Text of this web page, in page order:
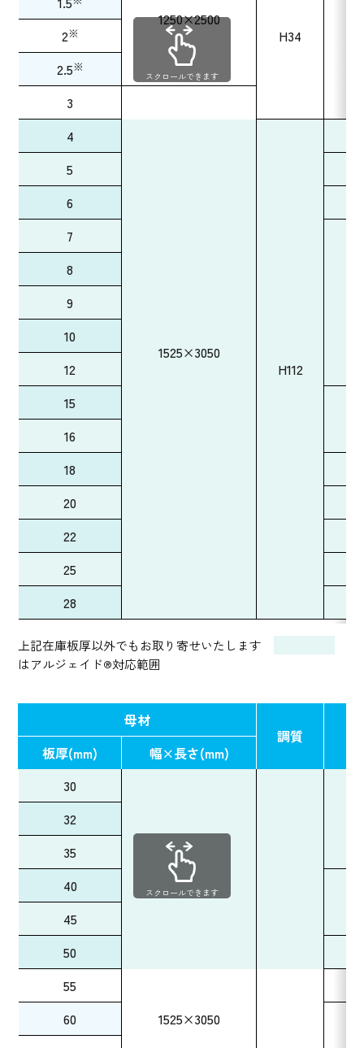
1250×2500
H34
2※
2.5※
3
1525×3050
4
H112
5
6
7
8
9
10
12
15
16
18
20
22
25
28
スクロールできます
上記在庫板厚以外でもお取り寄せいたします
はアルジェイド®対応範囲
母材
調質
板厚(mm)
幅×長さ(mm)
30
1525×3050
32
35
40
45
50
55
60
スクロールできます